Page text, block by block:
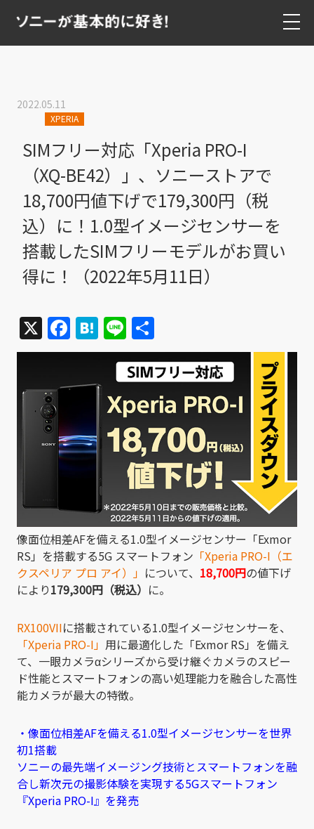
2022.05.11
XPERIA
SIMフリー対応「Xperia PRO-I
（XQ-BE42）」、ソニーストアで
18,700円値下げで179,300円（税
込）に！1.0型イメージセンサーを
搭載したSIMフリーモデルがお買い
得に！（2022年5月11日）
X Facebook
Hatena
Line
有
像面位相差AFを備える1.0型イメージセンサー「Exmor
RS」を搭載する5G スマートフォン 「Xperia PRO-I（エ
クスペリア プロ アイ）」 について、 18,700円の値下げ
により179,300円（税込） に。
RX100VIIに搭載されている1.0型イメージセンサーを、
「Xperia PRO-I」 用に最適化した「Exmor RS」を備え
て、一眼カメラαシリーズから受け継ぐカメラのスピー
ド性能とスマートフォンの高い処理能力を融合した高性
能カメラが最大の特徴。
・像面位相差AFを備える1.0型イメージセンサーを世界
初1搭載
ソニーの最先端イメージング技術とスマートフォンを融
合し新次元の撮影体験を実現する5Gスマートフォン
『Xperia PRO-I』を発売